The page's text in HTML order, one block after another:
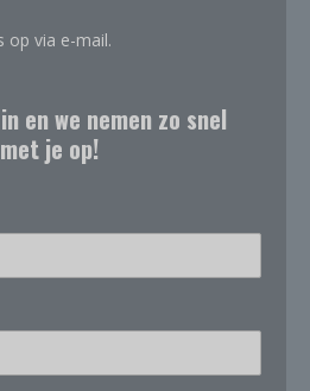
op via e-mail.
en we nemen zo snel
je op!